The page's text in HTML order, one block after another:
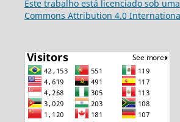
Este trabalho está licenciado sob
Commons Attribution 4.0